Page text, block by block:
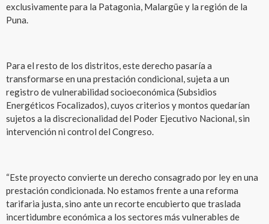
exclusivamente para la Patagonia, Malargüe y la región de la
Puna.
Para el resto de los distritos, este derecho pasaría a
transformarse en una prestación condicional, sujeta a un
registro de vulnerabilidad socioeconómica (Subsidios
Energéticos Focalizados), cuyos criterios y montos quedarían
sujetos a la discrecionalidad del Poder Ejecutivo Nacional, sin
intervención ni control del Congreso.
“Este proyecto convierte un derecho consagrado por ley en una
prestación condicionada. No estamos frente a una reforma
tarifaria justa, sino ante un recorte encubierto que traslada
incertidumbre económica a los sectores más vulnerables de